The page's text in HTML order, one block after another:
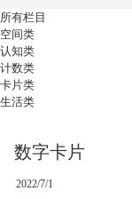
所有栏目
空间类
认知类
计数类
卡片类
生活类
数字卡片
2022/7/1